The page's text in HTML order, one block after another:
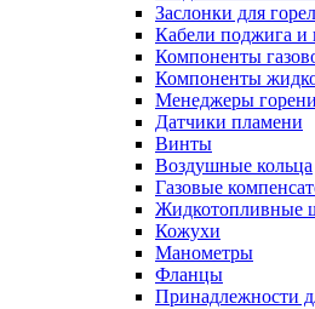
Заслонки для
Кабели поджига и
Компоненты
Компоненты
Менеджеры
Датчики пламени
Винты
Воздушные кольца
Газовые
Жидкотопливные
Кожухи
Манометры
Фланцы
Принадлежности